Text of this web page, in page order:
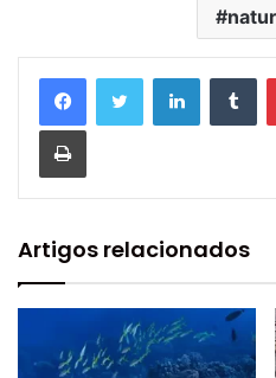
Artigos relacionados